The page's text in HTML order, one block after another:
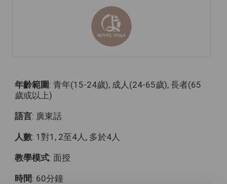
年齡範圍: 青年(15-24歲), 成人(24-65歲), 長者(65
歲或以上)
語言: 廣東話
人數: 1對1, 2至4人, 多於4人
教學模式: 面授
時間: 60分鐘